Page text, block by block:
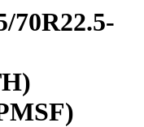
70R22.5-